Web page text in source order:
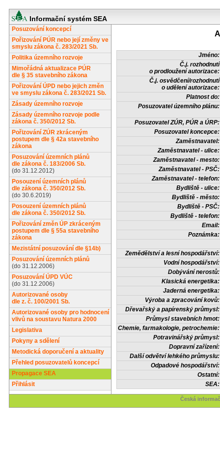
Informační systém SEA
Posuzování koncepcí
Pořizování PÚR nebo její změny ve
smyslu zákona č. 283/2021 Sb.
Politika územního rozvoje
Mimořádná aktualizace PÚR
dle § 35 stavebního zákona
Pořizování ÚPD nebo jejich změn
ve smyslu zákona č. 283/2021 Sb.
Zásady územního rozvoje
Zásady územního rozvoje podle
zákona č. 350/2012 Sb.
Pořizování ZÚR zkráceným
postupem dle § 42a stavebního
zákona
Posuzování územních plánů
dle zákona č. 183/2006 Sb.
(do 31.12.2012)
Posouzení územních plánů
dle zákona č. 350/2012 Sb.
(do 30.6.2019)
Posouzení územních plánů
dle zákona č. 350/2012 Sb.
Pořizování změn ÚP zkráceným
postupem dle § 55a stavebního
zákona
Mezistátní posuzování dle §14b)
Posuzování územních plánů
(do 31.12.2006)
Posuzování ÚPD VÚC
(do 31.12.2006)
Autorizované osoby
dle z. č. 100/2001 Sb.
Autorizované osoby pro hodnocení
vlivů na soustavu Natura 2000
Legislativa
Pokyny a sdělení
Metodická doporučení a aktuality
Přehled posuzovatelů koncepcí
Propagace SEA
Přihlásit
Jméno:
Č.j. rozhodnutí
o prodloužení autorizace:
Č.j. osvědčení/rozhodnutí
o udělení autorizace:
Platnost do:
Posuzovatel územního plánu:
Posuzovatel ZÚR, PÚR a ÚRP:
Posuzovatel koncepce:
Zaměstnavatel:
Zaměstnavatel - ulice:
Zaměstnavatel - mesto:
Zaměstnavatel - PSČ:
Zaměstnavatel - telefon:
Bydliště - ulice:
Bydliště - město:
Bydliště - PSČ:
Bydliště - telefon:
Email:
Poznámka:
Zemědělství a lesní hospodářství:
Vodní hospodářství:
Dobývání nerostů:
Klasická energetika:
Jaderná energetika:
Výroba a zpracování kovů:
Dřevařský a papírenský průmysl:
Průmysl stavebních hmot:
Chemie, farmakologie, petrochemie:
Potravinářský průmysl:
Dopravní zařízení:
Další odvětví lehkého průmyslu:
Odpadové hospodářství:
Ostatní:
SEA:
Česká